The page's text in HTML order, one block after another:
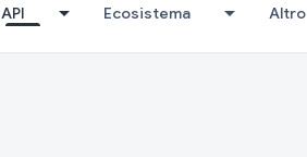
API Ecosistema Altro